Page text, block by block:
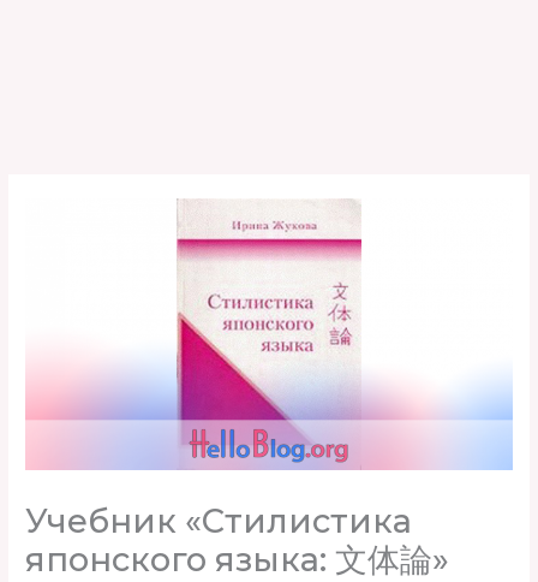
Учебник «Стилистика
японского языка: 文体論»